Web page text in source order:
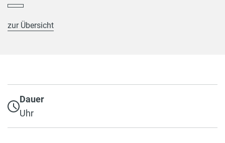
zur Übersicht
Dauer
Uhr